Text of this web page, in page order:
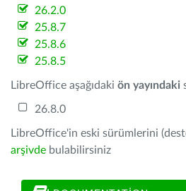
26.2.0
25.8.7
25.8.6
25.8.5
LibreOffice aşağıdaki ön yayındaki
26.8.0
LibreOffice'in eski sürümlerini
arşivde bulabilirsiniz